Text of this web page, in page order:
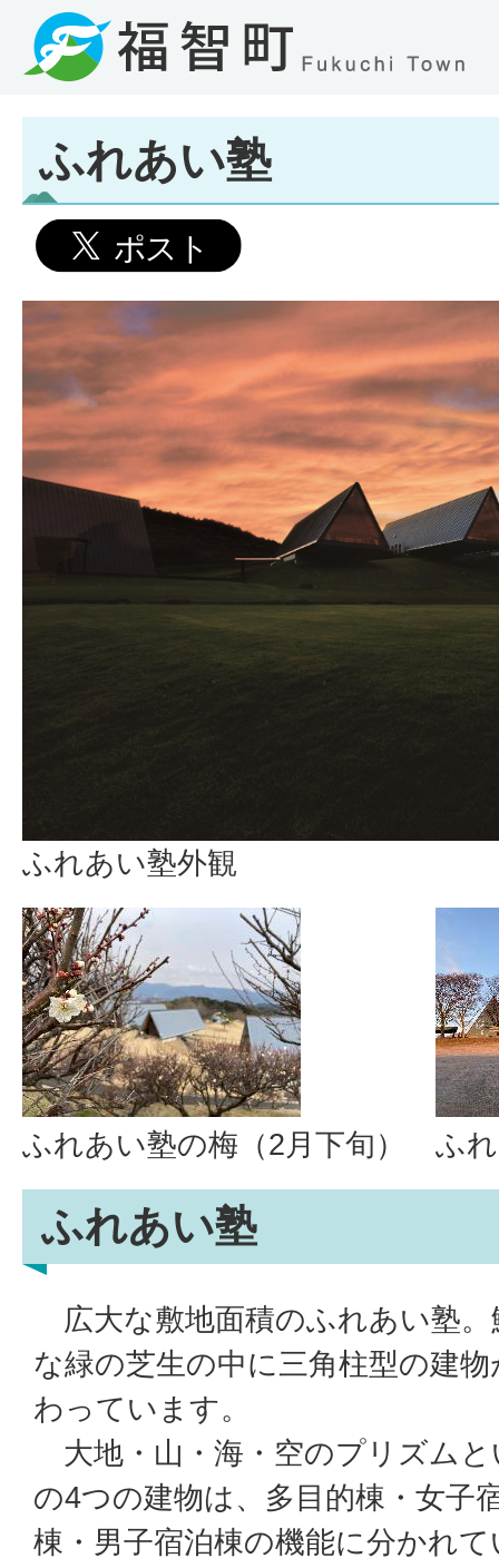
ふれあい塾
ふれあい塾外観
ふれあい塾の梅（2月下旬） ふ
ふれあい塾
広大な敷地面積のふれあい塾。
な緑の芝生の中に三角柱型の建
わっています。
大地・山・海・空のプリズムと
の4つの建物は、多目的棟・女子
棟・男子宿泊棟の機能に分かれて